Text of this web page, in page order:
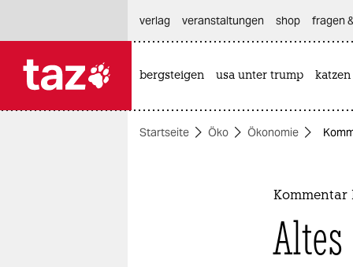
themen
verlag
veranstaltungen shop fragen
bergsteigen usa unter trump katzen
Startseite Öko Ökonomie
Kommentar
Altes